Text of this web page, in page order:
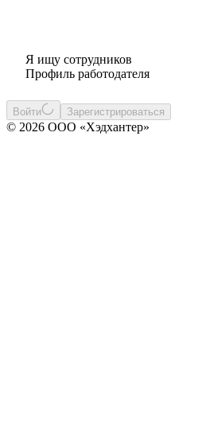
Я ищу сотрудников
Профиль работодателя
Войти Зарегистрироваться
© 2026 ООО «Хэдхантер»